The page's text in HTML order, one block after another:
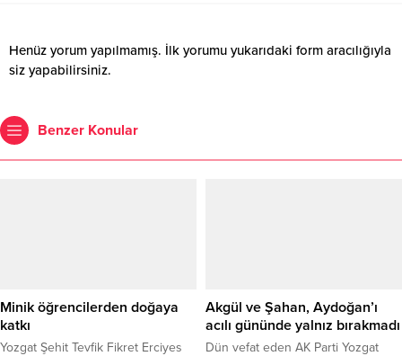
Henüz yorum yapılmamış. İlk yorumu yukarıdaki form aracılığıyla
siz yapabilirsiniz.
Benzer Konular
Minik öğrencilerden doğaya
katkı
Yozgat Şehit Tevfik Fikret Erciyes
Akgül ve Şahan, Aydoğan’ı
acılı gününde yalnız bırakmadı
Dün vefat eden AK Parti Yozgat